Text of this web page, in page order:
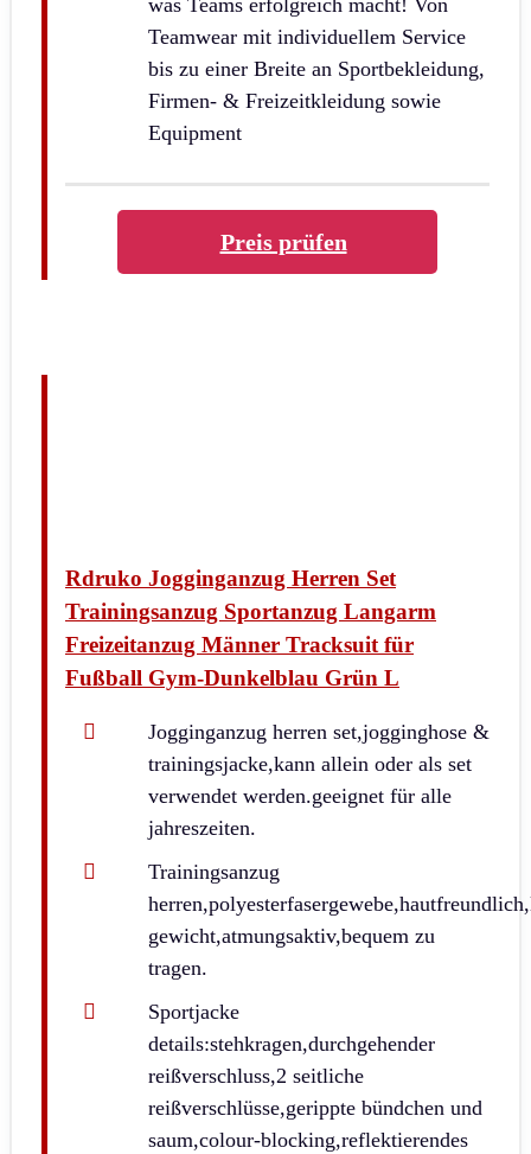
Teamwear mit individuellem Service
bis zu einer Breite an Sportbekleidung,
Firmen- & Freizeitkleidung sowie
Equipment
Preis prüfen
Rdruko Jogginganzug Herren Set
Trainingsanzug Sportanzug Langarm
Freizeitanzug Männer Tracksuit für
Fußball Gym-Dunkelblau Grün L
Jogginganzug herren set,jogginghose &
trainingsjacke,kann allein oder als set
verwendet werden.geeignet für alle
jahreszeiten.
Trainingsanzug
gewicht,atmungsaktiv,bequem zu
tragen.
Sportjacke
details:stehkragen,durchgehender
reißverschluss,2 seitliche
reißverschlüsse,gerippte bündchen und
saum,colour-blocking,reflektierendes